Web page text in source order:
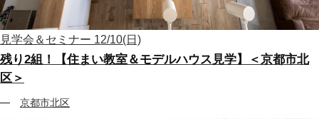
見学会＆セミナー 12/10(日)
残り2組！【住まい教室＆モデルハウス見学】＜京都市北
区＞
京都市北区